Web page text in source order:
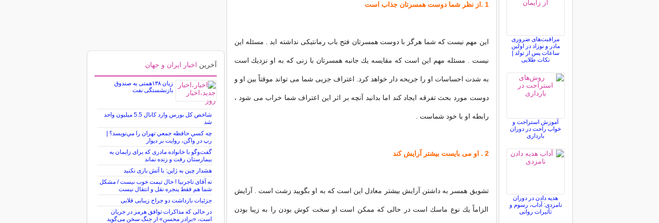
1 .از نظر شما دوست همسرتان جذاب است
این مهم نیست كه شما هرگز با دوست همسرتان فتح باب رمانتیكی نداشته اید . مسئله این
نیست . مسئله مهم این است كه مقایسه یك جانبه همسرتان با زنی كه به او نزدیك است
به شدت احساسات او را جریحه دار خواهد كرد. اعتراف جزیی شما می تواند موقتاً بین او و
دوست مورد بحث تفرقه ایجاد كند اما بدانید آنچه بر اثر این اعتراف شما خراب می شود ،
رابطه او با خود شماست .
2 . او می بایست بیشتر آرایش كند
تشویق همسر به داشتن آرایش بیشتر معادل این است كه به او بگویید زشت است . آرایش
الزاماً یك نوع ماسك است در حالی كه ممكن است او سخت كوش بودن را به زیبا بودن
مراقبت‌های ضروری
مادر و نوزاد در اولین
ساعات پس از تولد |
نکات طلایی
آموزش استراحت و
خواب راحت در دوران
بارداری
هدیه دادن در دوران
نامزدی: آداب، رسوم و
تأثیرات روانی
آخرین اخبار ایران و جهان
زیان ۱۳۸همتی به صندوق
بازنشستگی نفت
شاخص کل بورس وارد کانال 5.5 میلیون واحد
شد
چه كسي حافظه جمعي تهران را مي‌نويسد؟ |
رپ در واگن، روايت بر ديوار
گفت‌وگو با خانواده مادری که برای زایمان به
بیمارستان رفت و زنده نماند
هشدار چین به ژاپن: با آتش بازی نکنید
نه آقای تاجرنیا ! حال تیمت خوب نیست / مشکل
شما هم فقط پنجره نقل و انتقال نیست
جزئیات بازداشت دو جراح زیبایی قلابی
در حالی که مذاکرات توافق هرمز در جریان
است، «برادر محسن» از جنگ سخن می‌گوید